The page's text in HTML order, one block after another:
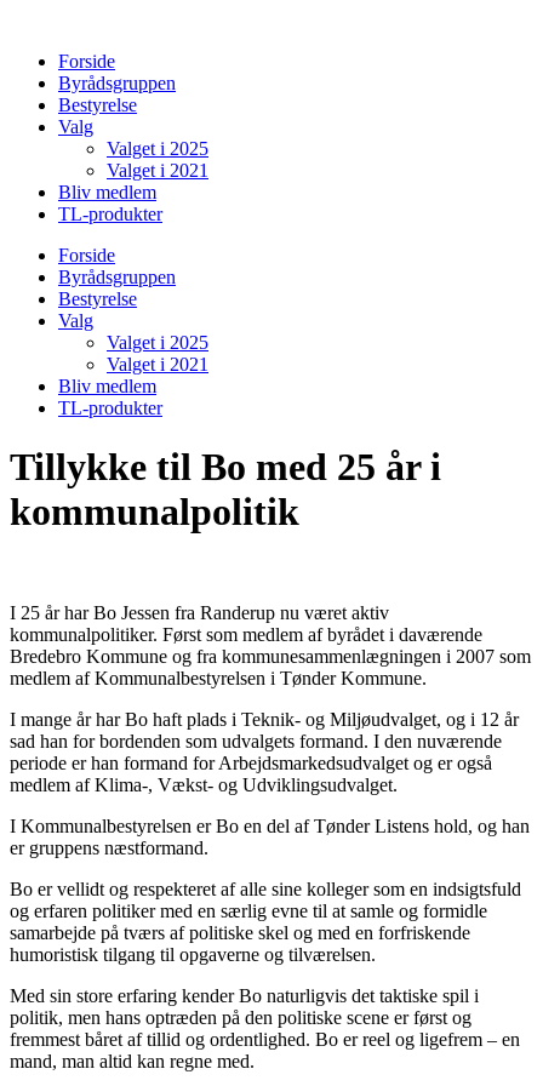
indholdForside
Byrådsgruppen
Bestyrelse
Valg
Valget i 2025
Valget i 2021
Bliv medlem
TL-produkter
Forside
Byrådsgruppen
Bestyrelse
Valg
Valget i 2025
Valget i 2021
Bliv medlem
TL-produkter
Tillykke til Bo med 25 år i
kommunalpolitik
I 25 år har Bo Jessen fra Randerup nu været aktiv
kommunalpolitiker. Først som medlem af byrådet i daværende
Bredebro Kommune og fra kommunesammenlægningen i 2007 som
medlem af Kommunalbestyrelsen i Tønder Kommune.
I mange år har Bo haft plads i Teknik- og Miljøudvalget, og i 12 år
sad han for bordenden som udvalgets formand. I den nuværende
periode er han formand for Arbejdsmarkedsudvalget og er også
medlem af Klima-, Vækst- og Udviklingsudvalget.
I Kommunalbestyrelsen er Bo en del af Tønder Listens hold, og han
er gruppens næstformand.
Bo er vellidt og respekteret af alle sine kolleger som en indsigtsfuld
og erfaren politiker med en særlig evne til at samle og formidle
samarbejde på tværs af politiske skel og med en forfriskende
humoristisk tilgang til opgaverne og tilværelsen.
Med sin store erfaring kender Bo naturligvis det taktiske spil i
politik, men hans optræden på den politiske scene er først og
fremmest båret af tillid og ordentlighed. Bo er reel og ligefrem – en
mand, man altid kan regne med.